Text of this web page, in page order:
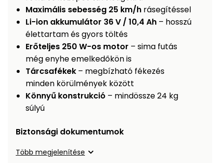
Maximális sebesség 25 km/h rásegítéssel
Li-ion akkumulátor 36 V / 10,4 Ah – hosszú
élettartam és gyors töltés
Erőteljes 250 W-os motor – sima futás
még enyhe emelkedőkön is
Tárcsafékek – megbízható fékezés
minden körülmények között
Könnyű konstrukció – mindössze 24 kg
súlyú
Biztonsági dokumentumok
Több megjelenítése